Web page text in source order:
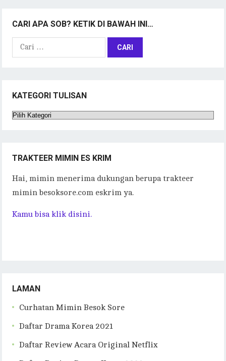
CARI APA SOB? KETIK DI BAWAH INI…
Cari
KATEGORI TULISAN
Kategori
TRAKTEER MIMIN ES KRIM
Hai, mimin menerima dukungan berupa trakteer
mimin besoksore.com eskrim ya.
Kamu bisa klik disini.
LAMAN
Curhatan Mimin Besok Sore
Daftar Drama Korea 2021
Daftar Review Acara Original Netflix